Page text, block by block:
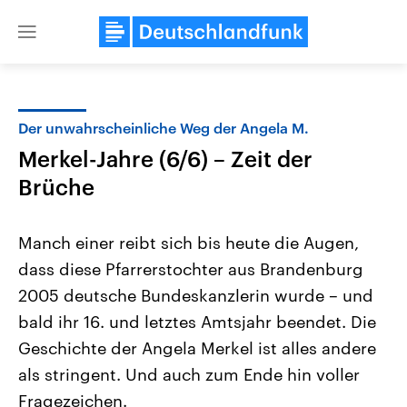
Close
Landtagswahl Sachsen-Anhalt
2026
Alle Informationen
Sachsen-Anhalt wählt am 6.
September 2026 einen neuen
Bundesland von einer Koalition aus
USA
Aktuelle Beiträge,
Hintergründe
gehören die Vereinigten
Der unwahrscheinliche Weg der Angela M.
Merkel-Jahre (6/6) – Zeit der
Brüche
Manch einer reibt sich bis heute die Augen,
dass diese Pfarrerstochter aus Brandenburg
2005 deutsche Bundeskanzlerin wurde – und
bald ihr 16. und letztes Amtsjahr beendet. Die
Geschichte der Angela Merkel ist alles andere
als stringent. Und auch zum Ende hin voller
Fragezeichen.